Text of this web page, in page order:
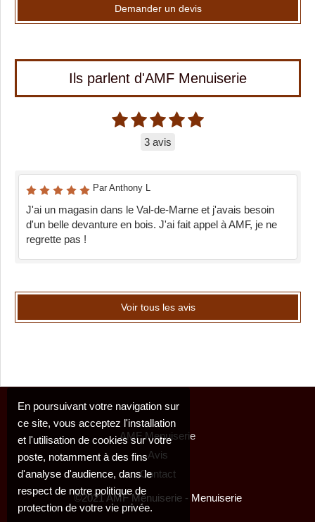
Demander un devis
Ils parlent d'AMF Menuiserie
3 avis
Par Anthony L
J'ai un magasin dans le Val-de-Marne et j'avais besoin
d'un belle devanture en bois. J'ai fait appel à AMF, je ne
regrette pas !
Voir tous les avis
AMF Menuiserie
Avis
Contact
©2021 AMF Menuiserie - Menuiserie
En poursuivant votre navigation sur
ce site, vous acceptez l'installation
et l'utilisation de cookies sur votre
poste, notamment à des fins
d'analyse d'audience, dans le
respect de notre politique de
protection de votre vie privée.